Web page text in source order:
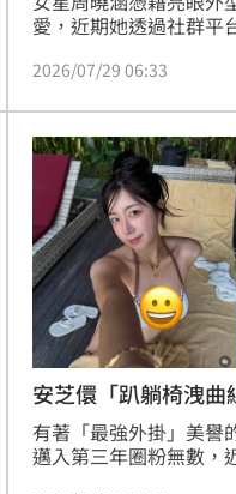
愛，近期她透過社群平
周曉涵身穿咖啡色三點
現完美身材，讓網友眼
2026/07/29 06:33
安芝儇「趴躺椅洩
有著「最強外掛」美譽
邁入第三年圈粉無數，